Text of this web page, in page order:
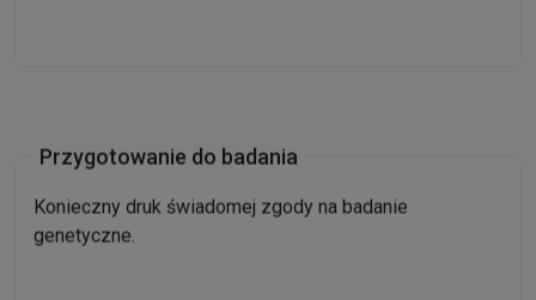
Przygotowanie do badania
Konieczny druk świadomej zgody na badanie
genetyczne.